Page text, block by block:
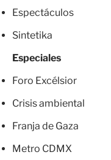
Espectáculos
Sintetika
Especiales
Foro Excélsior
Crisis ambiental
Franja de Gaza
Metro CDMX